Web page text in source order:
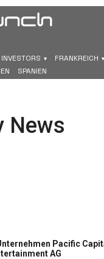
INVESTORS
FRANKREICH
SPANIEN
News
Pacific
AG